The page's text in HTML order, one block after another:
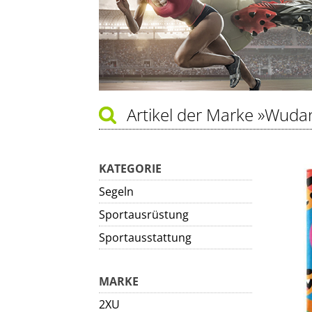
Artikel der Marke
KATEGORIE
Segeln
Sportausrüstung
Sportausstattung
MARKE
2XU